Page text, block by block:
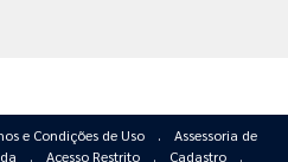
e Condições de Uso .
Assessoria de
. Acesso Restrito . Cadastro .